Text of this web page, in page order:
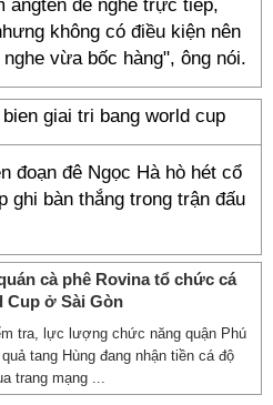
angten để nghe trực tiếp,
không có điều kiện nên
vừa bốc hàng", ông nói.
đoạn đê Ngọc Hà hò hét cổ
ghi bàn thắng trong trận đấu
cà phê Rovina tổ chức cá
Cup ở Sài Gòn
tra, lực lượng chức năng quận Phú
quả tang Hùng đang nhận tiền cá độ
trang mạng ...